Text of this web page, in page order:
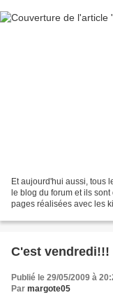
Et aujourd'hui aussi, tous
le blog du forum et ils
pages réalisées avec les
C'est vendredi!!!
Publié le 29/05/2009 à
Par margote05